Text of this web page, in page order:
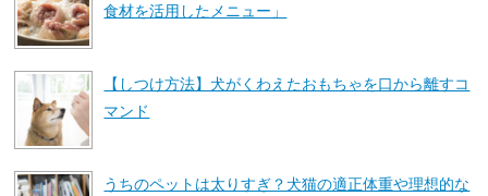
食材を活用したメニュー」
【しつけ方法】犬がくわえたおもちゃを口から離すコ
マンド
うちのペットは太りすぎ？犬猫の適正体重や理想的な